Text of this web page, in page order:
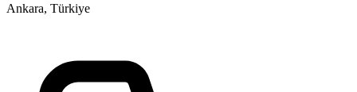
Ankara, Türkiye